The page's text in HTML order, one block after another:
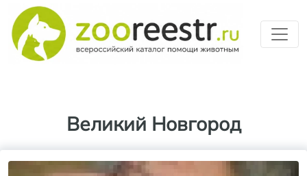
Великий Новгород